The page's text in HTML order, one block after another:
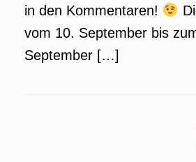
in den Kommentaren!
vom 10. September bis
September […]